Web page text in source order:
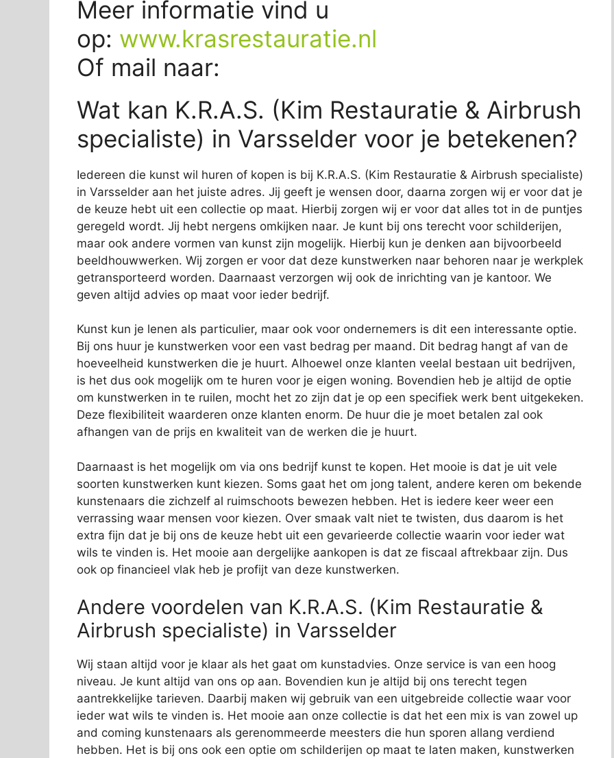
Meer informatie vind u
op: www.krasrestauratie.nl
Of mail naar:
Wat kan K.R.A.S. (Kim Restauratie & Airbrush
specialiste) in Varsselder voor je betekenen?
Iedereen die kunst wil huren of kopen is bij K.R.A.S. (Kim Restauratie & Airbrush specialiste)
in Varsselder aan het juiste adres. Jij geeft je wensen door, daarna zorgen wij er voor dat je
de keuze hebt uit een collectie op maat. Hierbij zorgen wij er voor dat alles tot in de puntjes
geregeld wordt. Jij hebt nergens omkijken naar. Je kunt bij ons terecht voor schilderijen,
maar ook andere vormen van kunst zijn mogelijk. Hierbij kun je denken aan bijvoorbeeld
beeldhouwwerken. Wij zorgen er voor dat deze kunstwerken naar behoren naar je werkplek
getransporteerd worden. Daarnaast verzorgen wij ook de inrichting van je kantoor. We
geven altijd advies op maat voor ieder bedrijf.
Kunst kun je lenen als particulier, maar ook voor ondernemers is dit een interessante optie.
Bij ons huur je kunstwerken voor een vast bedrag per maand. Dit bedrag hangt af van de
hoeveelheid kunstwerken die je huurt. Alhoewel onze klanten veelal bestaan uit bedrijven,
is het dus ook mogelijk om te huren voor je eigen woning. Bovendien heb je altijd de optie
om kunstwerken in te ruilen, mocht het zo zijn dat je op een specifiek werk bent uitgekeken.
Deze flexibiliteit waarderen onze klanten enorm. De huur die je moet betalen zal ook
afhangen van de prijs en kwaliteit van de werken die je huurt.
Daarnaast is het mogelijk om via ons bedrijf kunst te kopen. Het mooie is dat je uit vele
soorten kunstwerken kunt kiezen. Soms gaat het om jong talent, andere keren om bekende
kunstenaars die zichzelf al ruimschoots bewezen hebben. Het is iedere keer weer een
verrassing waar mensen voor kiezen. Over smaak valt niet te twisten, dus daarom is het
extra fijn dat je bij ons de keuze hebt uit een gevarieerde collectie waarin voor ieder wat
wils te vinden is. Het mooie aan dergelijke aankopen is dat ze fiscaal aftrekbaar zijn. Dus
ook op financieel vlak heb je profijt van deze kunstwerken.
Andere voordelen van K.R.A.S. (Kim Restauratie &
Airbrush specialiste) in Varsselder
Wij staan altijd voor je klaar als het gaat om kunstadvies. Onze service is van een hoog
niveau. Je kunt altijd van ons op aan. Bovendien kun je altijd bij ons terecht tegen
aantrekkelijke tarieven. Daarbij maken wij gebruik van een uitgebreide collectie waar voor
ieder wat wils te vinden is. Het mooie aan onze collectie is dat het een mix is van zowel up
and coming kunstenaars als gerenommeerde meesters die hun sporen allang verdiend
hebben. Het is bij ons ook een optie om schilderijen op maat te laten maken, kunstwerken